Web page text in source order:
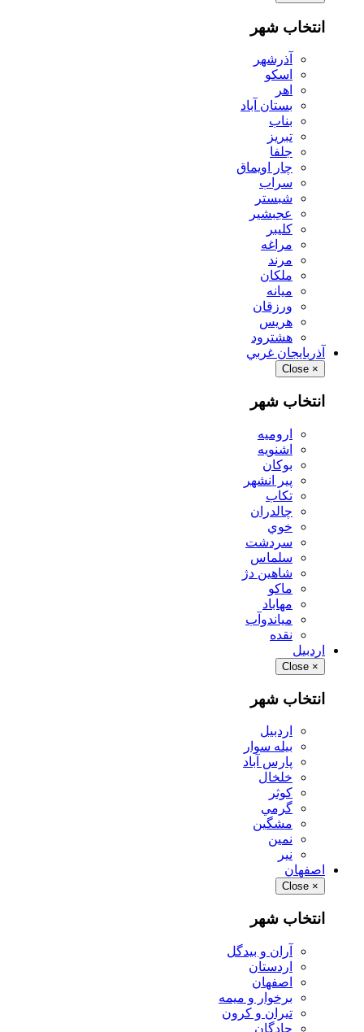
انتخاب شهر
آذرشهر
اسكو
اهر
بستان آباد
بناب
تبريز
جلفا
چار اويماق
سراب
شبستر
عجبشير
كليبر
مراغه
مرند
ملكان
ميانه
ورزقان
هريس
هشترود
آذربايجان غربي
×
Close
انتخاب شهر
اروميه
اشنويه
بوكان
پير انشهر
تكاب
چالدران
خوي
سردشت
سلماس
شاهين دژ
ماكو
مهاباد
مياندوآب
نقده
اردبيل
×
Close
انتخاب شهر
اردبيل
بيله سوار
پارس آباد
خلخال
كوثر
گرمي
مشگين
نمين
نير
اصفهان
×
Close
انتخاب شهر
آران و بيدگل
اردستان
اصفهان
برخوار و ميمه
تيران و كرون
چادگان